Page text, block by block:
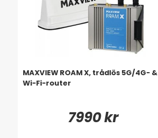
MAXVIEW ROAM X, trådlös 5G/4G- &
Wi-Fi-router
7990 kr